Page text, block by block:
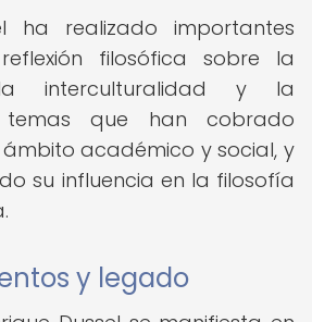
ha realizado importantes
filosófica sobre la
la interculturalidad y la
temas que han cobrado
académico y social, y
su influencia en la filosofía
y legado